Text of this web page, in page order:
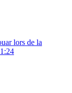
lors de la